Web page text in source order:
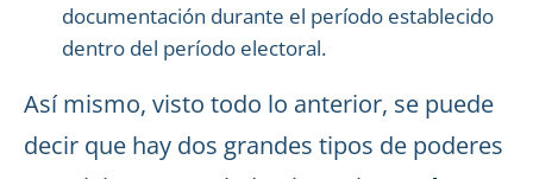
documentación durante el período establecido
dentro del período electoral.
Así mismo, visto todo lo anterior, se puede
decir que hay dos grandes tipos de poderes